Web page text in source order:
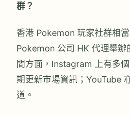
群？
香港 Pokemon 玩家社群相
Pokemon 公司 HK 代理舉辦
間方面，Instagram 上有多
期更新市場資訊；YouTube
道。